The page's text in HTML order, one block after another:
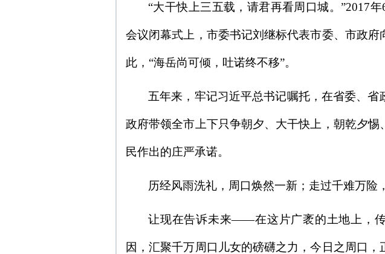
“大干快上三五载，请君再看周口城。”2017
会议闭幕式上，市委书记刘继标代表市委、市政府
此，“海岳尚可倾，吐诺终不移”。
五年来，牢记习近平总书记嘱托，在省委、
政府带领全市上下只争朝夕、大干快上，朝乾夕惕
民作出的庄严承诺。
历经风雨洗礼，周口焕然一新；走过千难万险
让现在告诉未来——在这片广袤的土地上，
因，汇聚千万周口儿女的磅礴之力，今日之周口